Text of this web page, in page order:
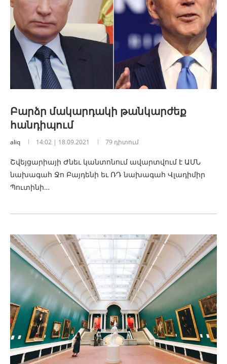
Բարձր մակարդակի թանկարժեք
հանդիպում
aliq 14:02 | 18.09.2021 79 դիտում
Շվեյցարիայի Ժնեւ կանտոնում ավարտվում է ԱՄՆ
նախագահ Ջո Բայդենի եւ ՌԴ նախագահ Վլադիմիր
Պուտինի…